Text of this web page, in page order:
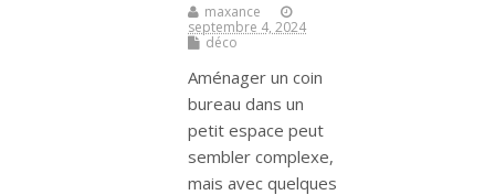
maxance
septembre 4, 2024
déco
Aménager un coin
bureau dans un
petit espace peut
sembler complexe,
mais avec quelques